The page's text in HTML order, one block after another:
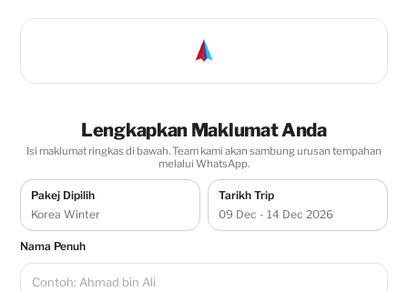
Lengkapkan Maklumat Anda
Isi maklumat ringkas di bawah. Team kami akan sambung urusan tempahan
melalui WhatsApp.
Pakej Dipilih
Korea Winter
Tarikh Trip
09 Dec - 14 Dec 2026
Nama Penuh